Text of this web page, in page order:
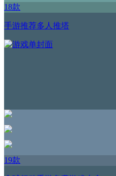
18款
手游推荐多人推塔
19款